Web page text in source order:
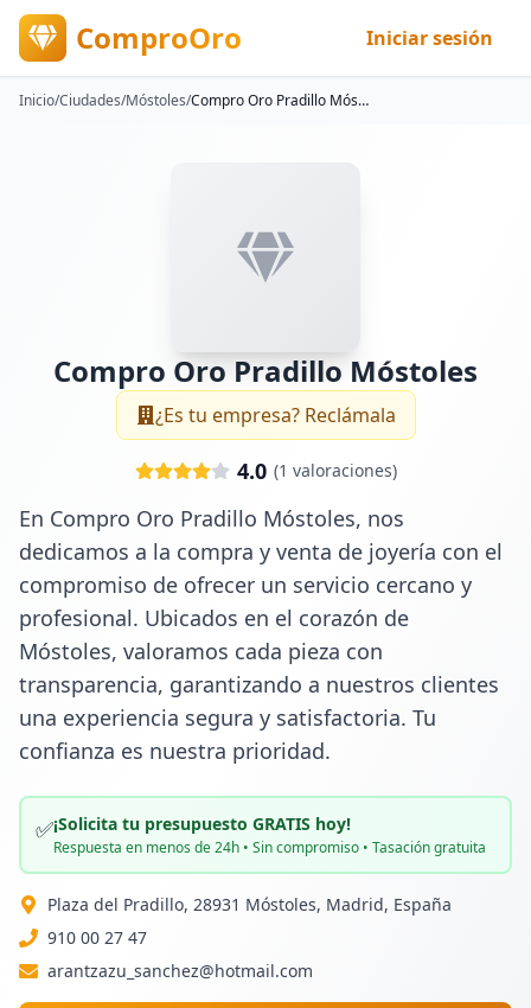
ComproOro Iniciar sesión
Inicio/Ciudades/Móstoles/ Compro Oro Pradillo Móstoles
Compro Oro Pradillo Móstoles
¿Es tu empresa? Reclámala
4.0 (1 valoraciones)
En Compro Oro Pradillo Móstoles, nos
dedicamos a la compra y venta de joyería con el
compromiso de ofrecer un servicio cercano y
profesional. Ubicados en el corazón de
Móstoles, valoramos cada pieza con
transparencia, garantizando a nuestros clientes
una experiencia segura y satisfactoria. Tu
confianza es nuestra prioridad.
✅¡Solicita tu presupuesto GRATIS hoy!
Respuesta en menos de 24h • Sin compromiso • Tasación gratuita
Plaza del Pradillo, 28931 Móstoles, Madrid, España
910 00 27 47
arantzazu_sanchez@hotmail.com